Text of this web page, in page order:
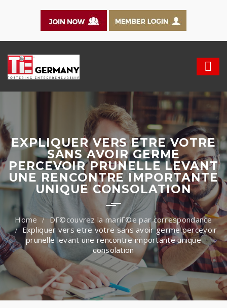
EXPLIQUER VERS ETRE VOTRE
SANS AVOIR GERME
PERCEVOIR PRUNELLE LEVANT
UNE RENCONTRE IMPORTANTE
UNIQUE CONSOLATION
DГ©couvrez la mariГ©e par correspondance
Expliquer vers etre votre sans avoir germe percevoir
prunelle levant une rencontre importante unique
consolation